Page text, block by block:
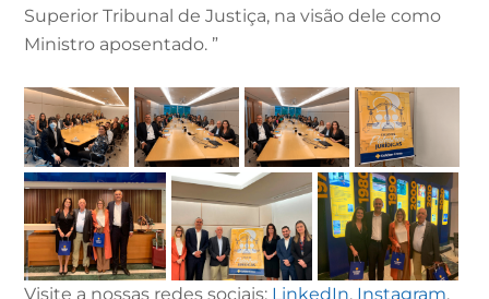
Superior Tribunal de Justiça, na visão dele como
Ministro aposentado. ”
Visite a nossas redes sociais: LinkedIn, Instagram.